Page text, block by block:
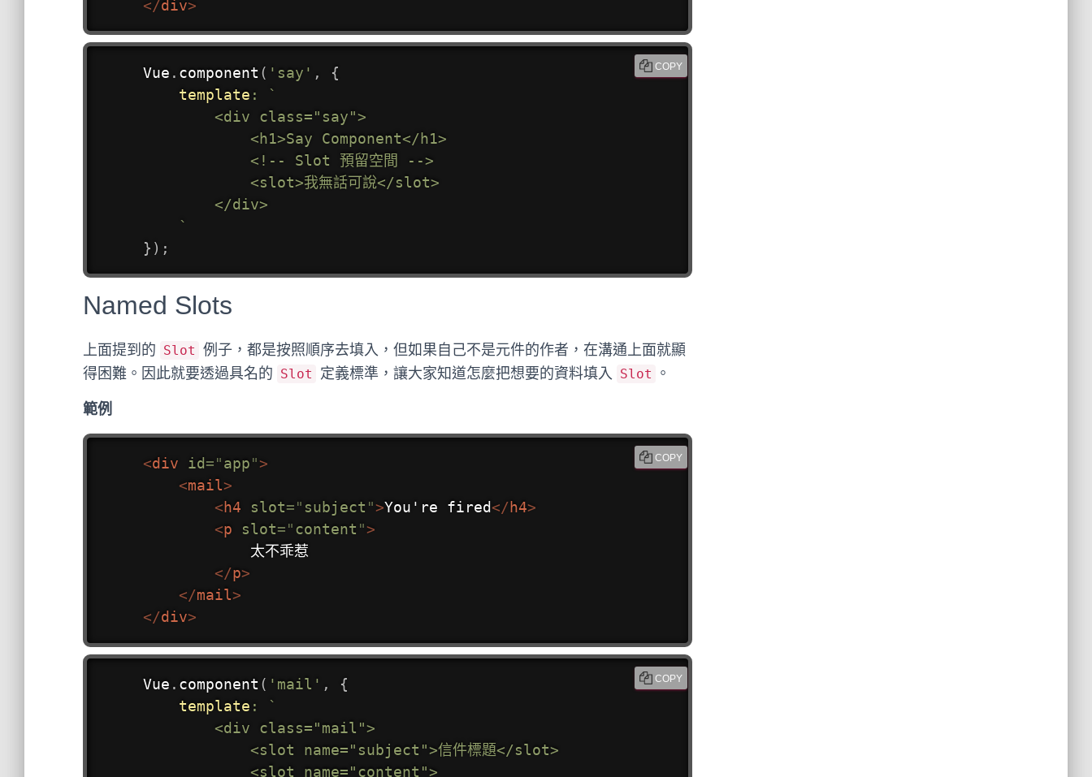
</div>
Vue . component ( 'say' ,
{
template :
`
        <div class="say">
            <h1>Say Component</h1>
            <!-- Slot 預留空間 -->
            <slot>我無話可說</slot>
        </div>
`
} ) ;
COPY
Named Slots
上面提到的 Slot 例子，都是按照順序去填入，但如果自己不是元件的作者，在溝通上面就顯
得困難。因此就要透過具名的 Slot 定義標準，讓大家知道怎麼把想要的資料填入 Slot 。
範例
<div id="app">
<mail>
<h4 slot=" subject ">You're fired</h4>
<p slot="content ">
            太不乖惹
</p>
</mail>
</div>
COPY
Vue . component ( 'mail' ,
{
template :
`
        <div class="mail">
            <slot name="subject">信件標題</slot>
            <slot name="content">
COPY